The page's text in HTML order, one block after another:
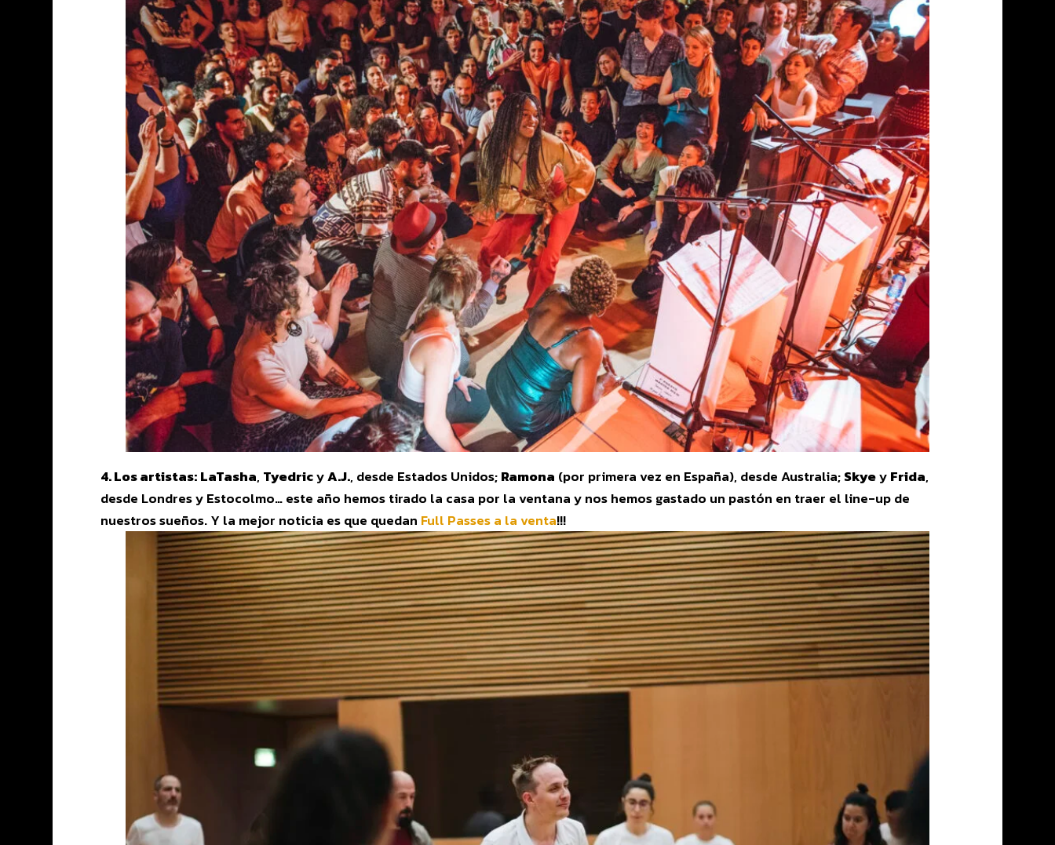
4. Los artistas: LaTasha, TyedricyA.J., desde Estados Unidos;Ramona (por primera vez en España), desde Australia;SkyeyFrida,
desde Londres y Estocolmo… este año hemos tirado la casa por la ventana y nos hemos gastado un pastón en traer el line-up de
nuestros sueños. Y la mejor noticia es que quedan Full Passes a la venta!!!